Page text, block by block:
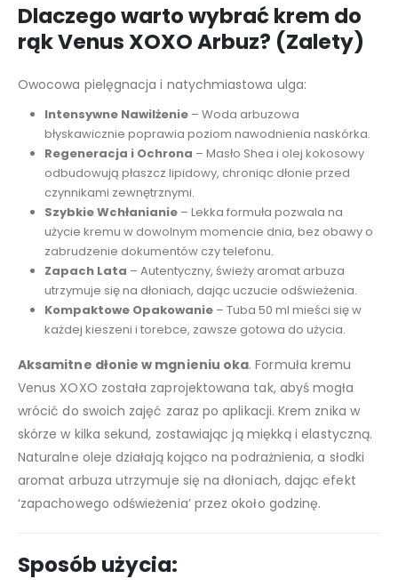
Dlaczego warto wybrać krem do
rąk Venus XOXO Arbuz? (Zalety)
Owocowa pielęgnacja i natychmiastowa ulga:
Intensywne Nawilżenie– Woda arbuzowa
błyskawicznie poprawia poziom nawodnienia naskórka.
Regeneracja i Ochrona – Masło Shea i olej kokosowy
odbudowują płaszcz lipidowy, chroniąc dłonie przed
czynnikami zewnętrznymi.
Szybkie Wchłanianie– Lekka formuła pozwala na
użycie kremu w dowolnym momencie dnia, bez obawy o
zabrudzenie dokumentów czy telefonu.
Zapach Lata – Autentyczny, świeży aromat arbuza
utrzymuje się na dłoniach, dając uczucie odświeżenia.
Kompaktowe Opakowanie– Tuba 50 ml mieści się w
każdej kieszeni i torebce, zawsze gotowa do użycia.
Aksamitne dłonie w mgnieniu oka. Formuła kremu
Venus XOXO została zaprojektowana tak, abyś mogła
wrócić do swoich zajęć zaraz po aplikacji. Krem znika w
skórze w kilka sekund, zostawiając ją miękką i elastyczną.
Naturalne oleje działają kojąco na podrażnienia, a słodki
aromat arbuza utrzymuje się na dłoniach, dając efekt
‘zapachowego odświeżenia’ przez około godzinę.
Sposób użycia: